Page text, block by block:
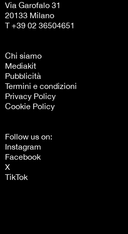
Via Garofalo 31
20133 Milano
T +39 02 36504651
Chi siamo
Mediakit
Pubblicità
Termini e condizioni
Privacy Policy
Cookie Policy
Follow us on:
Instagram
Facebook
X
TikTok